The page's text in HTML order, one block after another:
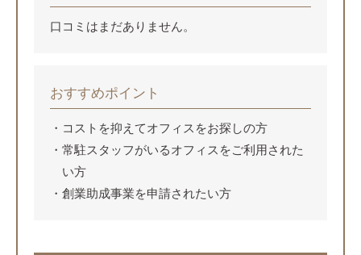
口コミはまだありません。
おすすめポイント
コストを抑えてオフィスをお探しの方
常駐スタッフがいるオフィスをご利用された
い方
創業助成事業を申請されたい方